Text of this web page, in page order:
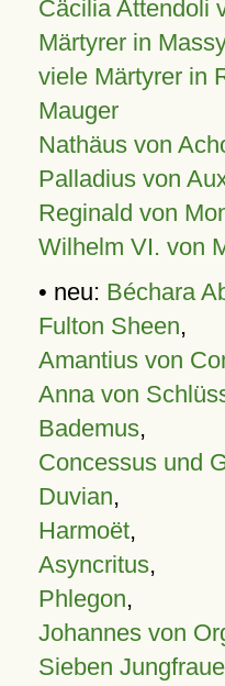
Cäcilia Attendoli
Märtyrer in
viele Märtyrer in
Mauger
Nathäus von
Palladius von
Reginald von
Wilhelm VI. von
• neu: Béchara
Fulton Sheen,
Amantius von
Anna von
Bademus,
Concessus und
Duvian,
Harmoët,
Asyncritus,
Phlegon,
Johannes von
Sieben